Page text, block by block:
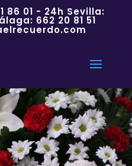
86 01 - 24h Sevilla:
662 20 81 51